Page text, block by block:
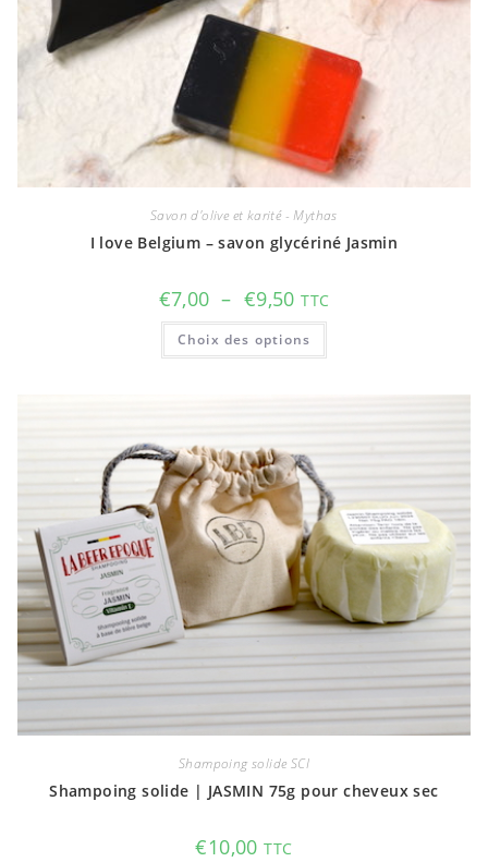
Savon d'olive et karité - Mythas
I love Belgium – savon glycériné Jasmin
€7,00 – €9,50Plage
de
prix :
€7,00
à
TTC
Choix des options
Ce
a
la
page
du
produit
Shampoing solide SCI
Shampoing solide | JASMIN 75g pour cheveux sec
€10,00 TTC